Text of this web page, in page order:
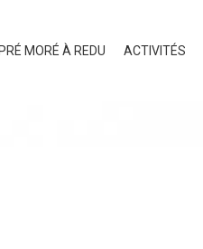
MORÉ À REDU ACTIVITÉS